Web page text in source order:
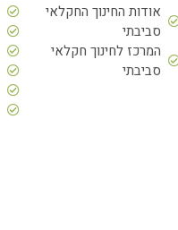
אודות החינוך החקלאי
סביבתי
המרכז לחינוך חקלאי
סביבתי